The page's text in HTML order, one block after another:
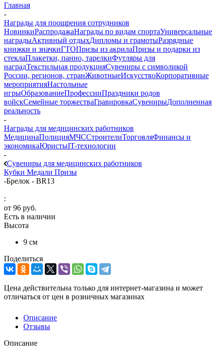
Главная
-
Награды для поощрения сотрудников
НовинкиРаспродажаНаграды по видам спортаУниверсальные
наградыАктивный отдыхДипломы и грамотыРазрядные
книжки и значкиГТОПризы из акрилаПризы и подарки из
стеклаПлакетки, панно, тарелкиФутляры для
наградТекстильная продукцияСувениры с символикой
России, регионов, странЖивотныеИскусствоКорпоративные
мероприятияНастольные
игрыОбразованиеПрофессииПраздники родов
войскСемейные торжестваГравировкаСувенирыДополненная
реальность
-
Награды для медицинских работников
МедицинаПолицияМЧССтроителиТорговляФинансы и
экономикаЮристыIT-технологии
-
Сувениры для медицинских работников
Кубки Медали Призы
-Брелок - BR13
:
от 96 руб.
Есть в наличии
Высота
9 см
Поделиться
Цена действительна только для интернет-магазина и может
отличаться от цен в розничных магазинах
Описание
Отзывы
Описание